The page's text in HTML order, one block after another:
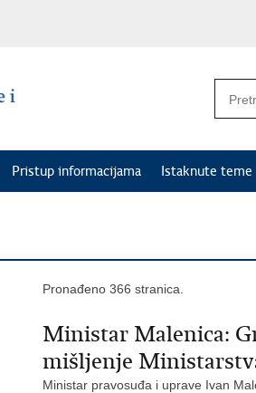
Pristup informacijama Istaknute teme
Pronađeno 366 stranica.
Ministar Malenica:
mišljenje
Ministar pravosuđa i uprave Ivan